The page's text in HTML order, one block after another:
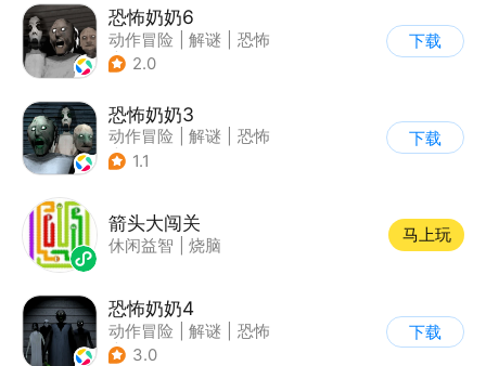
恐怖奶奶6
动作冒险 解谜
恐怖
| 恐怖奶奶
2.0
下载
恐怖奶奶3
动作冒险 解谜
恐怖
| 恐怖奶奶
1.1
下载
箭头大闯关
休闲益智 烧脑
马上玩
恐怖奶奶4
动作冒险 解谜
恐怖
| 恐怖奶奶
3.0
下载